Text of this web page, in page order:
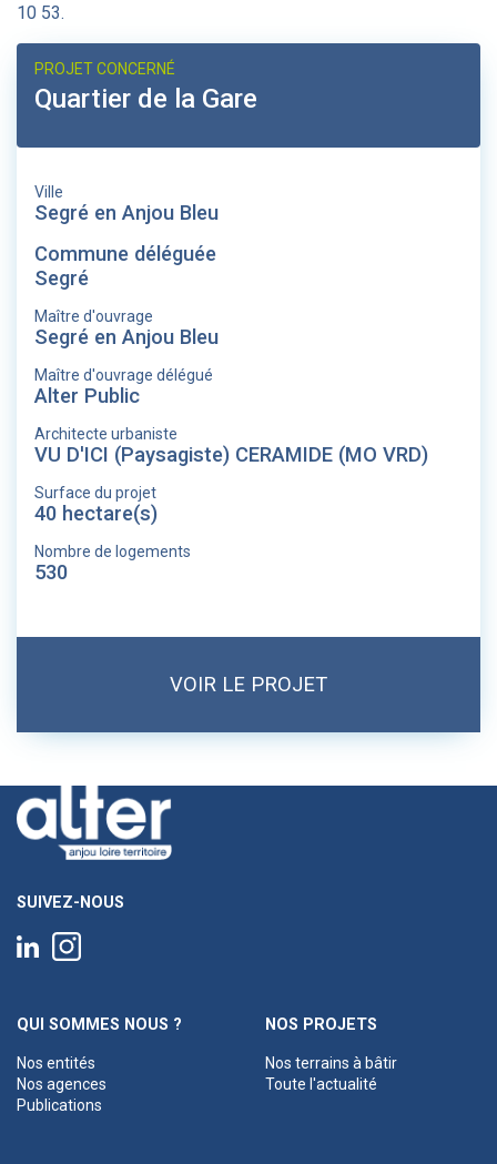
10 53.
PROJET CONCERNÉ
Quartier de la Gare
Ville
Segré en Anjou Bleu
Commune déléguée
Segré
Maître d'ouvrage
Segré en Anjou Bleu
Maître d'ouvrage délégué
Alter Public
Architecte urbaniste
VU D'ICI (Paysagiste) CERAMIDE (MO VRD)
Surface du projet
40 hectare(s)
Nombre de logements
530
VOIR LE PROJET
SUIVEZ-NOUS
QUI SOMMES NOUS ?
Nos entités
Nos agences
Publications
NOS PROJETS
Nos terrains à bâtir
Toute l'actualité